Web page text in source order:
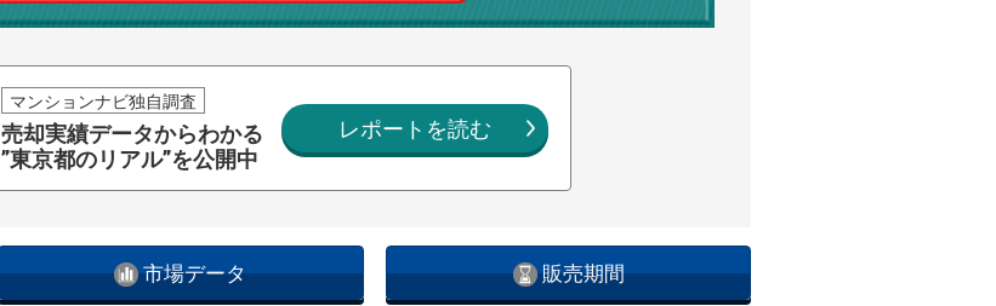
市場データ 販売期間
マンションナビ独自調査
売却実績データからわかる
”東京都のリアル”を公開中
レポートを読む